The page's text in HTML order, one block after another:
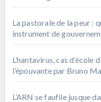
La pastorale de la peur :
instrument de
L’hantavirus, cas d’école
l’épouvante par Bruno
L’ARN se faufile jusque